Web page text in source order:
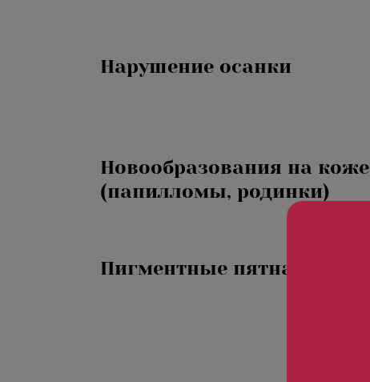
Нарушение осанки
Новообразования на коже
(папилломы, родинки)
Пигментные пятна
«Леди Совершенство»